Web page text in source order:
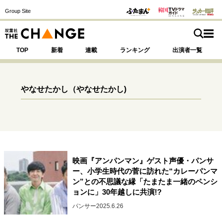
Group Site
TOP 新着 連載 ランキング 出演者一覧
運命を変えた出会い 決断の裏側
挫折からの再起
未知への挑戦
プロフェッショナルの矜持
表現者の葛藤
人生が動いた日 10代の挫折と原点
やなせたかし （やなせたかし)
映画『アンパンマン』ゲスト声優・パンサ
ー、小学生時代の菅に訪れた“カレーパンマ
ン”との不思議な縁「たまたま一緒のペンシ
ョンに」30年越しに共演!?
パンサー2025.6.26